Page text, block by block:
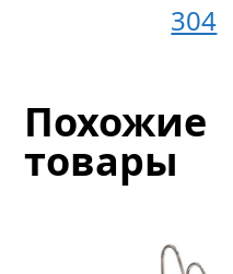
304
Похожие
товары